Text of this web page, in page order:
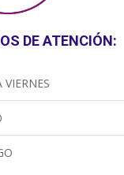
DE ATENCIÓN:
VIERNES